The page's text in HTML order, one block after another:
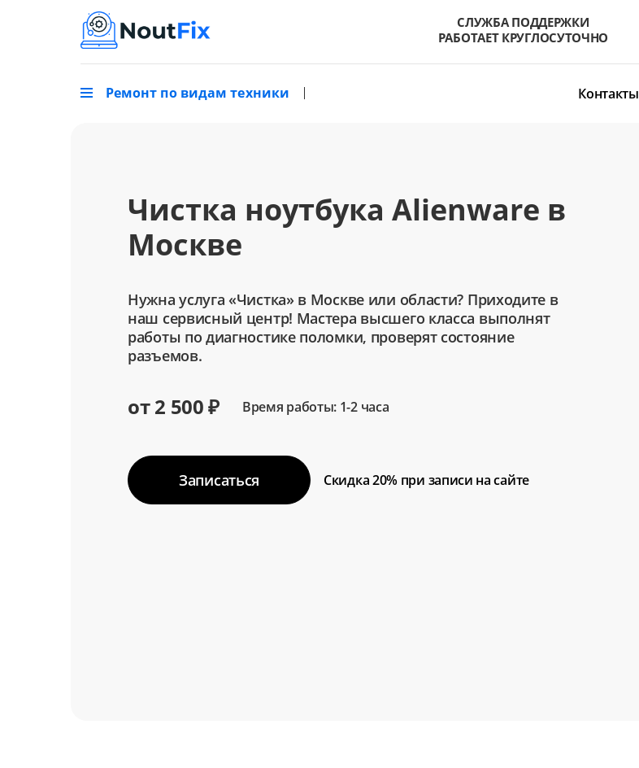
СЛУЖБА ПОДДЕРЖКИ
РАБОТАЕТ КРУГЛОСУТОЧНО
Ремонт по видам техники Контакты
Чистка ноутбука Alienware в
Москве
Нужна услуга «Чистка» в Москве или области? Приходите в
наш сервисный центр! Мастера высшего класса выполнят
работы по диагностике поломки, проверят состояние
разъемов.
от 2 500 ₽ Время работы: 1-2 часа
Записаться Скидка 20% при записи на сайте